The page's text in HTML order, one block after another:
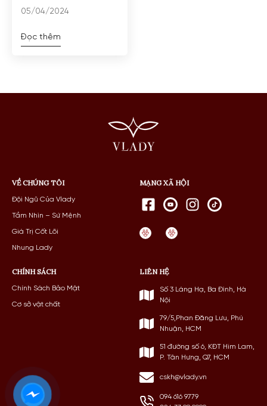
05/04/2024
Đọc thêm
VỀ CHÚNG TÔI
Đội Ngũ Của Vlady
Tầm Nhìn – Sứ Mệnh
Giá Trị Cốt Lõi
Nhung Lady
CHÍNH SÁCH
Chính Sách Bảo Mật
Cơ sở vật chất
LIÊN HỆ
Số 3 Láng Hạ, Ba Đình, Hà
Nội
79/5,Phan Đăng Lưu, Phú
Nhuận, HCM
51 đường số 6, KĐT Him Lam,
P. Tân Hưng, Q7, HCM
cskh@vlady.vn
094 616 9779
MẠNG XÃ HỘI